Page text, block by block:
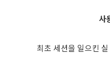
사
최초 세션을 일으킨